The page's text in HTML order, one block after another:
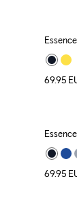
New
69.95
New
69.95